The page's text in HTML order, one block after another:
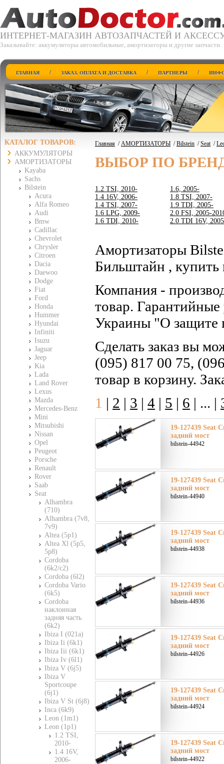
ИНТЕРНЕТ-МАГАЗИН АВТОЗАПЧАСТЕЙ И
Заказывайте: аккумуляторы автомобильные, амортизаторы и другие запчасти.
ГЛАВНАЯ / ЗАКАЗ, ОПЛАТА И ДОСТАВКА / ПАРТНЕРЫ /
КАТАЛОГ ТОВАРОВ:
АККУМУЛЯТОРЫ
АМОРТИЗАТОРЫ
Kayaba
Sachs
Bilstein
Acura
Alfa Romeo
Audi
Bmw
Cadillac
Chevrolet
Chrysler
Citroen
Dacia
Daewoo
Dodge
Fiat
Ford
Honda
Hummer
Hyundai
Infiniti
Isuzu
Jaguar
Jeep
Kia
Lada
Land Rover
Lexus
Mazda
Mercedes-Benz
Mini
Mitsubishi
Nissan
Opel
Peugeot
Porsche
Renault
Rover
Saab
Seat
Alhambra
(710)
Alhambra (7v8,
7v9)
Altea (5p1)
Altea Xl (5p5,
5p8)
Cordoba
(6k2/c2)
Cordoba (6l2)
Cordoba Vario
(6k5)
Cordoba
наклонная
задняя часть
(6k2)
Ibiza I (021a)
Ibiza Ii (6k1)
Ibiza Iii (6k1)
Ibiza Iv (6l1)
Ibiza V (6j5)
Ibiza V
Sportcoupe
(6j1)
Ibiza V St (6j8)
Inca (6k9)
Leon (1m1)
Leon (1p1)
1.2 TSI,
2010-
1.4 16V,
2006-
Главная /АМОРТИЗАТОРЫ /Bilstein /Seat/
ВЫБОР ПО
1.2 TSI, 2010-
1.4 16V, 2006-
1.4 TSI, 2007-
1.6 LPG, 2009-
1.6 TDI, 2010-
1.6, 2005-
1.8 TSI, 2007-
1.9 TDI, 2005-
2.0 FSI, 2005-
2.0 TDI 16V,
Амортизаторы
Бильштайн , купить
Компания -
товар. Гарантийные
Украины "О защите
Сделать заказ вы
(095) 817 00 75,
товар в корзину.
1 | 2 | 3 | 4 | 5 | 6 | ... |
19-127439 Seat
задний мост
bilstein-44942
19-127439 Seat
задний мост
bilstein-44940
19-127439 Seat
задний мост
bilstein-44938
19-127439 Seat
задний мост
bilstein-44936
19-127439 Seat
задний мост
bilstein-44926
19-127439 Seat
задний мост
bilstein-44924
19-127439 Seat
задний мост
bilstein-44922